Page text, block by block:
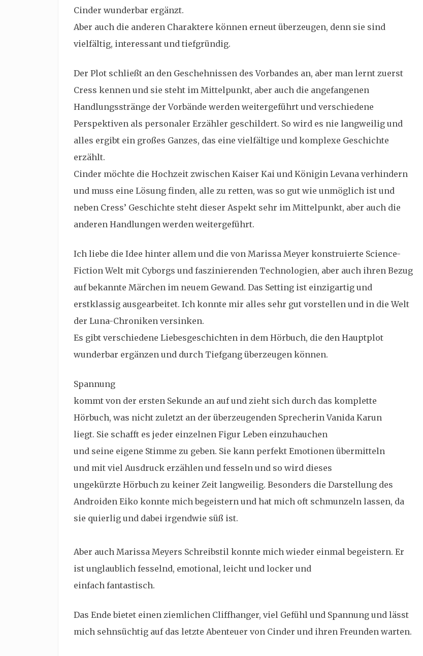
Cinder wunderbar ergänzt.
Aber auch die anderen Charaktere können erneut überzeugen, denn sie sind
vielfältig, interessant und tiefgründig.
Der Plot schließt an den Geschehnissen des Vorbandes an, aber man lernt zuerst
Cress kennen und sie steht im Mittelpunkt, aber auch die angefangenen
Handlungsstränge der Vorbände werden weitergeführt und verschiedene
Perspektiven als personaler Erzähler geschildert. So wird es nie langweilig und
alles ergibt ein großes Ganzes, das eine vielfältige und komplexe Geschichte
erzählt.
Cinder möchte die Hochzeit zwischen Kaiser Kai und Königin Levana verhindern
und muss eine Lösung finden, alle zu retten, was so gut wie unmöglich ist und
neben Cress’ Geschichte steht dieser Aspekt sehr im Mittelpunkt, aber auch die
anderen Handlungen werden weitergeführt.
Ich liebe die Idee hinter allem und die von Marissa Meyer konstruierte Science-
Fiction Welt mit Cyborgs und faszinierenden Technologien, aber auch ihren Bezug
auf bekannte Märchen im neuem Gewand. Das Setting ist einzigartig und
erstklassig ausgearbeitet. Ich konnte mir alles sehr gut vorstellen und in die Welt
der Luna-Chroniken versinken.
Es gibt verschiedene Liebesgeschichten in dem Hörbuch, die den Hauptplot
wunderbar ergänzen und durch Tiefgang überzeugen können.
Spannung
kommt von der ersten Sekunde an auf und zieht sich durch das komplette
Hörbuch, was nicht zuletzt an der überzeugenden Sprecherin Vanida Karun
liegt. Sie schafft es jeder einzelnen Figur Leben einzuhauchen
und seine eigene Stimme zu geben. Sie kann perfekt Emotionen übermitteln
und mit viel Ausdruck erzählen und fesseln und so wird dieses
ungekürzte Hörbuch zu keiner Zeit langweilig. Besonders die Darstellung des
Androiden Eiko konnte mich begeistern und hat mich oft schmunzeln lassen, da
sie quierlig und dabei irgendwie süß ist.
Aber auch Marissa Meyers Schreibstil konnte mich wieder einmal begeistern. Er
ist unglaublich fesselnd, emotional, leicht und locker und
einfach fantastisch.
Das Ende bietet einen ziemlichen Cliffhanger, viel Gefühl und Spannung und lässt
mich sehnsüchtig auf das letzte Abenteuer von Cinder und ihren Freunden warten.